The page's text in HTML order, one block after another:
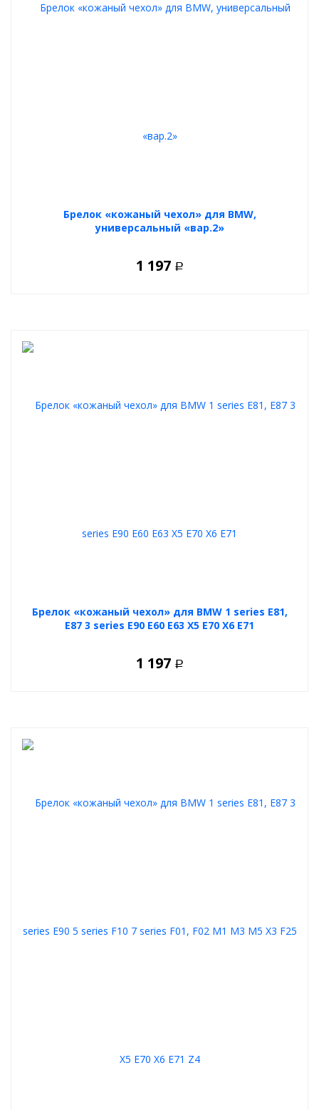
Брелок «кожаный чехол» для BMW,
универсальный «вар.2»
1 197 Р
Брелок «кожаный чехол» для BMW 1 series E81,
E87 3 series E90 E60 E63 X5 E70 X6 E71
1 197 Р